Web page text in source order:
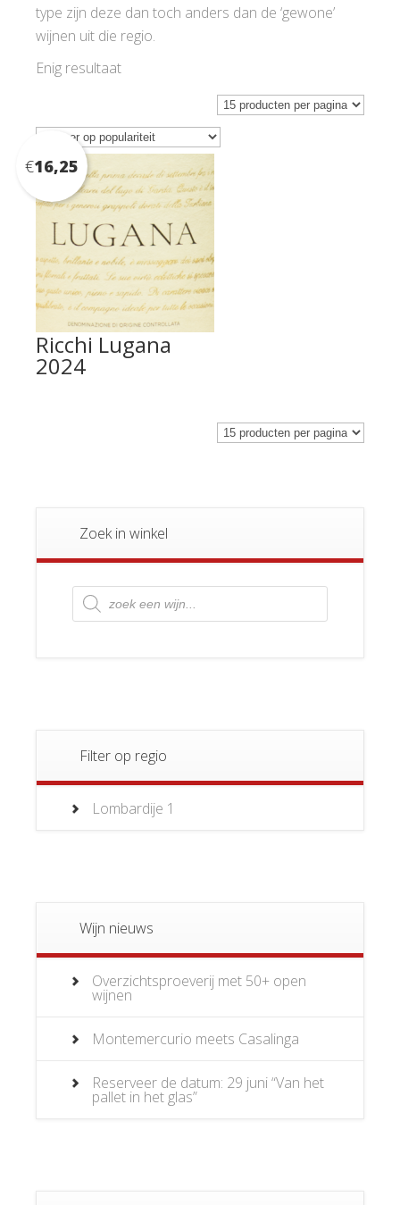
type zijn deze dan toch anders dan de ‘gewone’
wijnen uit die regio.
Enig resultaat
Ricchi Lugana
2024
€16,25
Zoek in winkel
Producten
zoeken
Filter op regio
Lombardije 1
Wijn nieuws
Overzichtsproeverij met 50+ open
wijnen
Montemercurio meets Casalinga
Reserveer de datum: 29 juni “Van het
pallet in het glas”